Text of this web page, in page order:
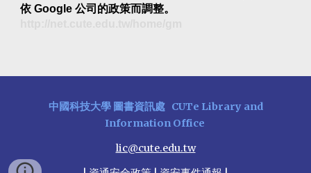
依 Google 公司的政策而調整。
中國科技大學 圖書資訊處CUTe Library and
Information Office
lic@cute.edu.tw